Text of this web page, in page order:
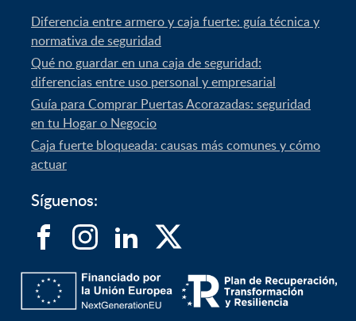
Diferencia entre armero y caja fuerte: guía técnica y
normativa de seguridad
Qué no guardar en una caja de seguridad:
diferencias entre uso personal y empresarial
Guía para Comprar Puertas Acorazadas: seguridad
en tu Hogar o Negocio
Caja fuerte bloqueada: causas más comunes y cómo
actuar
Síguenos: